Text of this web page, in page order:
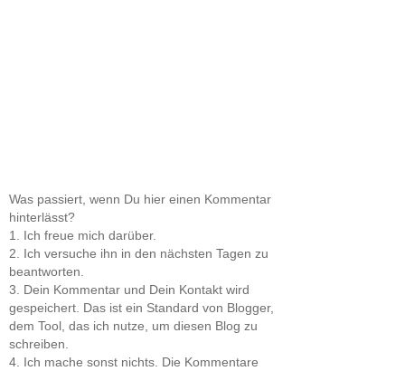
Was passiert, wenn Du hier einen Kommentar
hinterlässt?
1. Ich freue mich darüber.
2. Ich versuche ihn in den nächsten Tagen zu
beantworten.
3. Dein Kommentar und Dein Kontakt wird
gespeichert. Das ist ein Standard von Blogger,
dem Tool, das ich nutze, um diesen Blog zu
schreiben.
4. Ich mache sonst nichts. Die Kommentare